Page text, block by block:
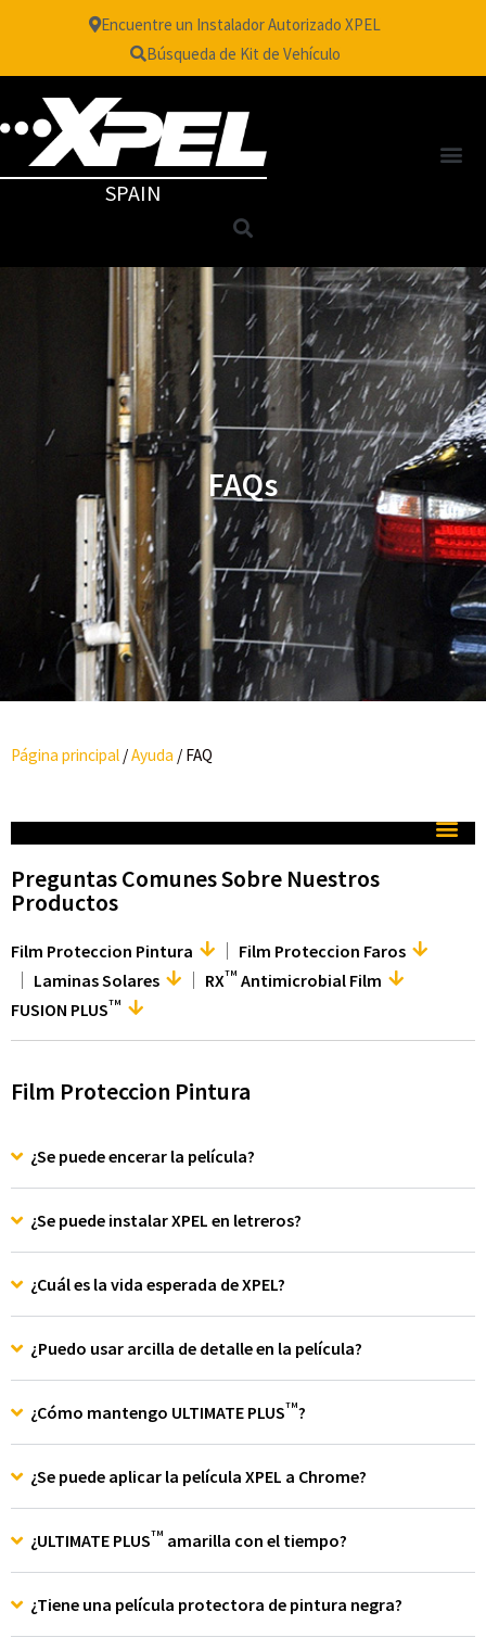
Encuentre un Instalador Autorizado XPEL
Búsqueda de Kit de Vehículo
SPAIN
FAQs
Página principal /Ayuda / FAQ
Preguntas Comunes Sobre Nuestros
Productos
Film Proteccion Pintura
Film Proteccion Faros
Laminas Solares
RXTM Antimicrobial Film
FUSION PLUSTM
Film Proteccion Pintura
¿Se puede encerar la película?
¿Se puede instalar XPEL en letreros?
¿Cuál es la vida esperada de XPEL?
¿Puedo usar arcilla de detalle en la película?
¿Cómo mantengo ULTIMATE PLUSTM?
¿Se puede aplicar la película XPEL a Chrome?
¿ULTIMATE PLUSTM amarilla con el tiempo?
¿Tiene una película protectora de pintura negra?